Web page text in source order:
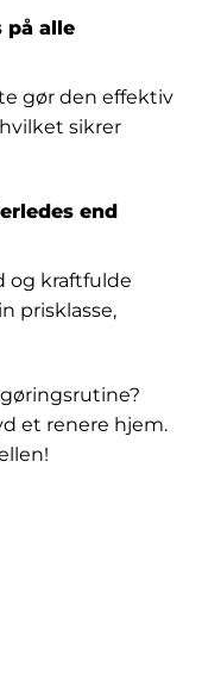
på alle
gør den effektiv
sikrer
end
og kraftfulde
prisklasse,
et renere hjem.